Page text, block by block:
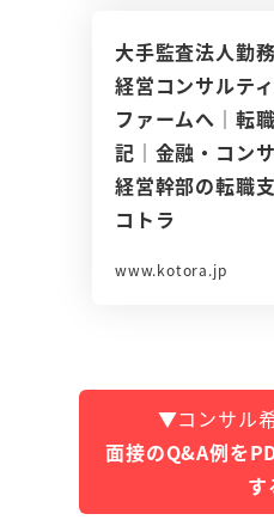
大手監査法人勤
経営コンサルテ
ファームへ｜転
記｜金融・コン
経営幹部の転職
コトラ
www.kotora.jp
▼コンサル
面接のQ&A例を
す